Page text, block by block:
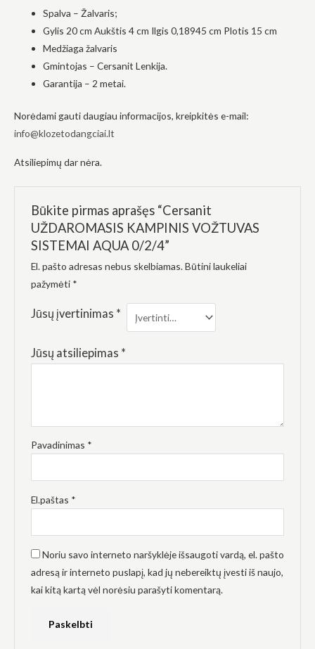
Spalva – Žalvaris;
Gylis 20 cm Aukštis 4 cm Ilgis 0,18945 cm Plotis 15 cm
Medžiaga žalvaris
Gmintojas – Cersanit Lenkija.
Garantija – 2 metai.
Norėdami gauti daugiau informacijos, kreipkitės e-mail:
info@klozetodangciai.lt
Atsiliepimų dar nėra.
Būkite pirmas aprašęs “Cersanit
UŽDAROMASIS KAMPINIS VOŽTUVAS
SISTEMAI AQUA 0/2/4”
El. pašto adresas nebus skelbiamas. Būtini laukeliai
pažymėti *
Jūsų įvertinimas *
Jūsų atsiliepimas *
Pavadinimas *
El.paštas *
Noriu savo interneto naršyklėje išsaugoti vardą, el. pašto
adresą ir interneto puslapį, kad jų nebereiktų įvesti iš naujo,
kai kitą kartą vėl norėsiu parašyti komentarą.
veiktų kuo
geriau jūsų
metu. Jei
atsisakysite
kai kurios
svetainės
Rinkodara
pomėgiais ir
elgesiu, kai
lankotės
mūsų
svetainėje,
padidinate
pamatyti
turinį ir